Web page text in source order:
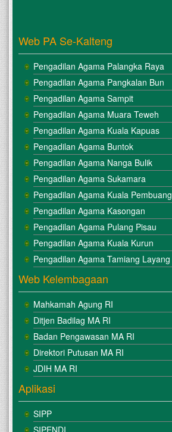
Web PA Se-Kalteng
Pengadilan Agama Palangka Raya
Pengadilan Agama Pangkalan Bun
Pengadilan Agama Sampit
Pengadilan Agama Muara Teweh
Pengadilan Agama Kuala Kapuas
Pengadilan Agama Buntok
Pengadilan Agama Nanga Bulik
Pengadilan Agama Sukamara
Pengadilan Agama Kuala Pembuang
Pengadilan Agama Kasongan
Pengadilan Agama Pulang Pisau
Pengadilan Agama Kuala Kurun
Pengadilan Agama Tamiang Layang
Web Kelembagaan
Mahkamah Agung RI
Ditjen Badilag MA RI
Badan Pengawasan MA RI
Direktori Putusan MA RI
JDIH MA RI
Aplikasi
SIPP